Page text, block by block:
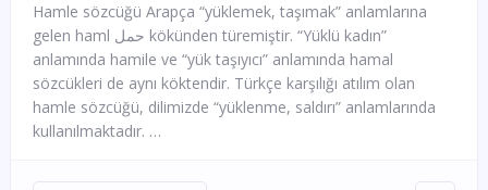
Hamle sözcüğü Arapça “yüklemek, taşımak” anlamlarına
gelen haml حمل kökünden türemiştir. “Yüklü kadın”
anlamında hamile ve “yük taşıyıcı” anlamında hamal
sözcükleri de aynı köktendir. Türkçe karşılığı atılım olan
hamle sözcüğü, dilimizde “yüklenme, saldırı” anlamlarında
kullanılmaktadır. …